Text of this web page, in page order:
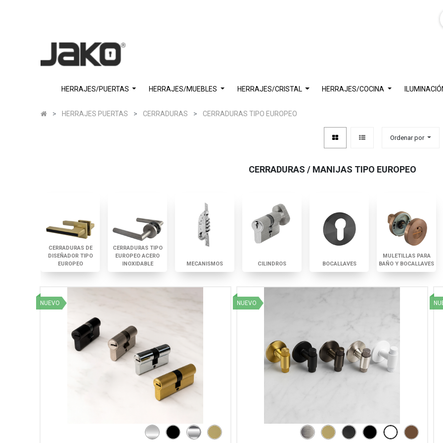
HERRAJES/PUERTAS HERRAJES/MUEBLES HERRAJES/CRISTAL HERRAJES/COCINA
HERRAJES PUERTAS CERRADURAS CERRADURAS TIPO EUROPEO
Ordenar por
CERRADURAS / MANIJAS TIPO EUROPEO
CERRADURAS DE
DISEÑADOR TIPO
EUROPEO
CERRADURAS TIPO
EUROPEO ACERO
INOXIDABLE
MECANISMOS CILINDROS BOCALLAVES
MULETILLAS PARA
BAÑO Y BOCALLAVES
NUEVO NUEVO